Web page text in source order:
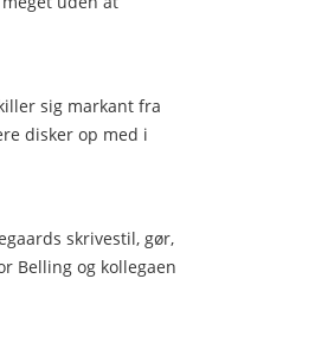
sig markant fra
disker op med i
skrivestil, gør,
Belling og kollegaen